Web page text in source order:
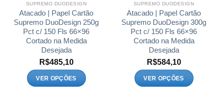
do
produto
do
produto
SUPREMO DUODESIGN
Atacado | Papel Cartão
Supremo DuoDesign 250g
Pct c/ 150 Fls 66×96
Cortado na Medida
Desejada
R$485,10
VER OPÇÕES
SUPREMO DUODESIGN
Atacado | Papel Cartão
Supremo DuoDesign 300g
Pct c/ 150 Fls 66×96
Cortado na Medida
Desejada
R$584,10
VER OPÇÕES